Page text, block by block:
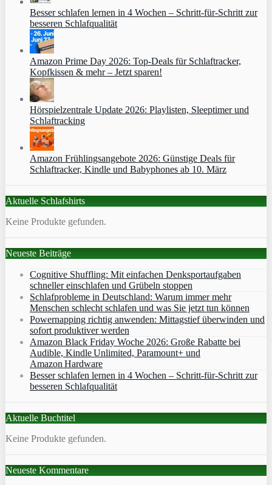
Besser schlafen lernen in 4 Wochen – Schritt‑für‑Schritt zur
besseren Schlafqualität
Amazon Prime Day 2026: Top-Deals für Schlaftracker,
Kopfkissen & mehr – Jetzt sparen!
Hörspielzentrale Update 2026: Playlisten, Sleeptimer und
Schlaftracking
Amazon Frühlingsangebote 2026: Günstige Deals für
Schlaftracker, Kindle und Babyphones ab 10. März
Aktuelle Schlafshirts
Keine Produkte gefunden.
Neueste Beiträge
Cognitive Shuffling: Mit einfachen Denksportaufgaben
schneller einschlafen und Grübeln stoppen
Schlafprobleme in Deutschland: Warum immer mehr
Menschen schlecht schlafen und was Sie jetzt tun können
Powernapping richtig anwenden: Mittagstief überwinden und
sofort produktiver werden
Amazon Black Friday Woche 2026: Große Rabatte bei
Audible, Kindle Unlimited, Paramount+ und
Amazon Hardware
Besser schlafen lernen in 4 Wochen – Schritt‑für‑Schritt zur
besseren Schlafqualität
Aktuelle Buchtitel
Keine Produkte gefunden.
Neueste Kommentare